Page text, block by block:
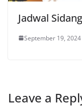
Jadwal
September 19, 2024
Leave a